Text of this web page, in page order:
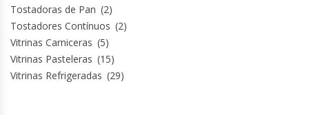
Tostadoras de Pan (2)
Tostadores Contínuos (2)
Vitrinas Carniceras (5)
Vitrinas Pasteleras (15)
Vitrinas Refrigeradas (29)